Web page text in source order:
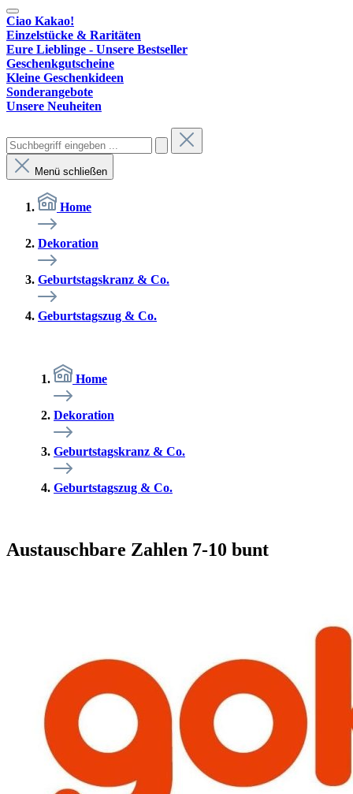
Ciao Kakao!
Einzelstücke & Raritäten
Eure Lieblinge - Unsere Bestseller
Geschenkgutscheine
Kleine Geschenkideen
Sonderangebote
Unsere Neuheiten
Menü schließen
Home
Dekoration
Geburtstagskranz & Co.
Geburtstagszug & Co.
Home
Dekoration
Geburtstagskranz & Co.
Geburtstagszug & Co.
Austauschbare Zahlen 7-10 bunt